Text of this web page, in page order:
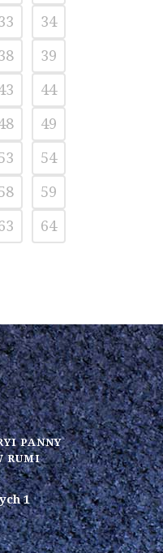
34
39
44
49
54
59
64
PANNY
RUMI
1